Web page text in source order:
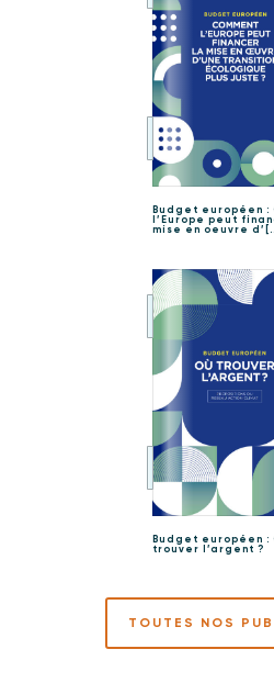
Budget européen :
l’Europe peut
mise en oeuvre
Budget européen :
trouver l’argent ?
TOUTES NOS